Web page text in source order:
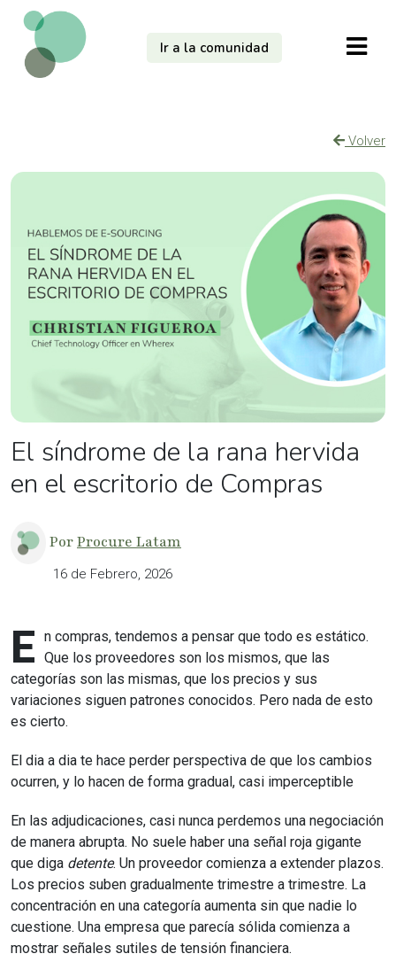
Ir a la comunidad
Volver
El síndrome de la rana hervida
en el escritorio de Compras
PorProcure Latam
16 de Febrero, 2026
E n compras, tendemos a pensar que todo es estático.
Que los proveedores son los mismos, que las
categorías son las mismas, que los precios y sus
variaciones siguen patrones conocidos. Pero nada de esto
es cierto.
El dia a dia te hace perder perspectiva de que los cambios
ocurren, y lo hacen de forma gradual, casi imperceptible
En las adjudicaciones, casi nunca perdemos una negociación
de manera abrupta. No suele haber una señal roja gigante
que diga detente. Un proveedor comienza a extender plazos.
Los precios suben gradualmente trimestre a trimestre. La
concentración en una categoría aumenta sin que nadie lo
cuestione. Una empresa que parecía sólida comienza a
mostrar señales sutiles de tensión financiera.